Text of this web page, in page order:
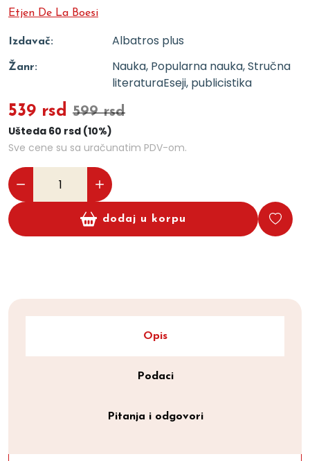
Etjen De La Boesi
Izdavač: Albatros plus
Žanr:
Nauka, Popularna nauka, Stručna
literaturaEseji, publicistika
539 rsd 599 rsd
Ušteda 60 rsd (10%)
Sve cene su sa uračunatim PDV-om.
dodaj u korpu
Opis
Podaci
Pitanja i odgovori